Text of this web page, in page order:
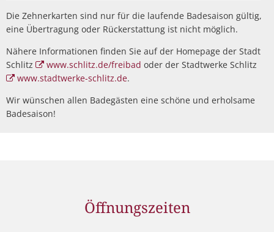
Die Zehnerkarten sind nur für die laufende Badesaison gültig,
eine Übertragung oder Rückerstattung ist nicht möglich.
Nähere Informationen finden Sie auf der Homepage der Stadt
Schlitz
www.schlitz.de/freibad oder der Stadtwerke Schlitz
www.stadtwerke-schlitz.de.
Wir wünschen allen Badegästen eine schöne und erholsame
Badesaison!
Öffnungszeiten